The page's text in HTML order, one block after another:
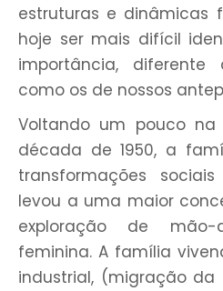
estruturas e dinâmicas
hoje ser mais difícil
importância, diferente
como os de nossos
Voltando um pouco
década de 1950, a
transformações
levou a uma maior
exploração de
feminina. A família
industrial, (migração